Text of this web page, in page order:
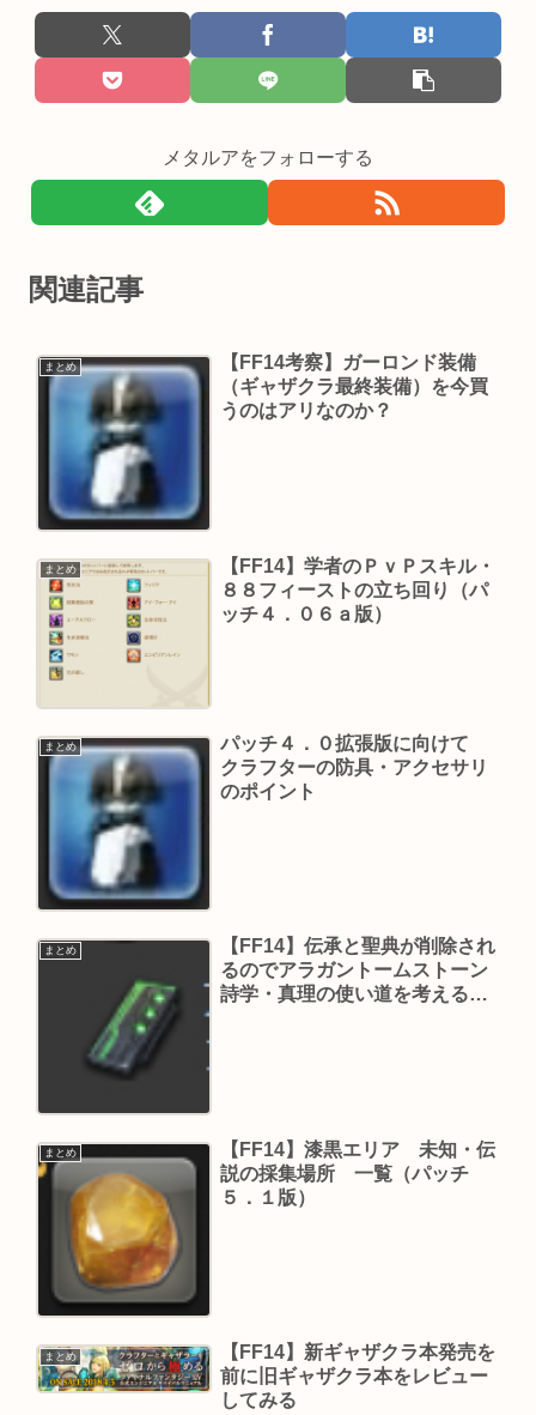
メタルアをフォローする
関連記事
まとめ
【FF14考察】ガーロンド装備
（ギャザクラ最終装備）を今買
うのはアリなのか？
まとめ
【FF14】学者のＰｖＰスキル・
８８フィーストの立ち回り（パ
ッチ４．０６ａ版）
まとめ
パッチ４．０拡張版に向けて
クラフターの防具・アクセサリ
のポイント
まとめ
【FF14】伝承と聖典が削除され
るのでアラガントームストーン
詩学・真理の使い道を考える
まとめ
【FF14】漆黒エリア 未知・伝
説の採集場所 一覧（パッチ
５．１版）
まとめ
【FF14】新ギャザクラ本発売を
前に旧ギャザクラ本をレビュー
してみる